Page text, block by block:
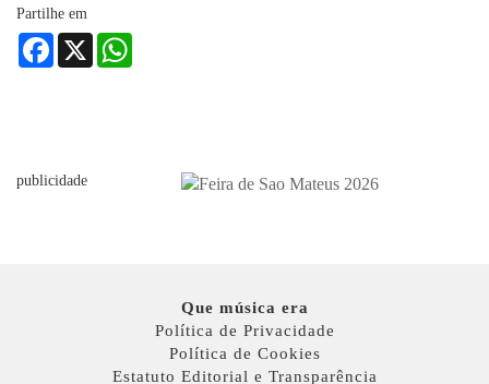
Partilhe em
Facebook
X
publicidade
Que música era
Política de Privacidade
Política de Cookies
Estatuto Editorial e Transparência